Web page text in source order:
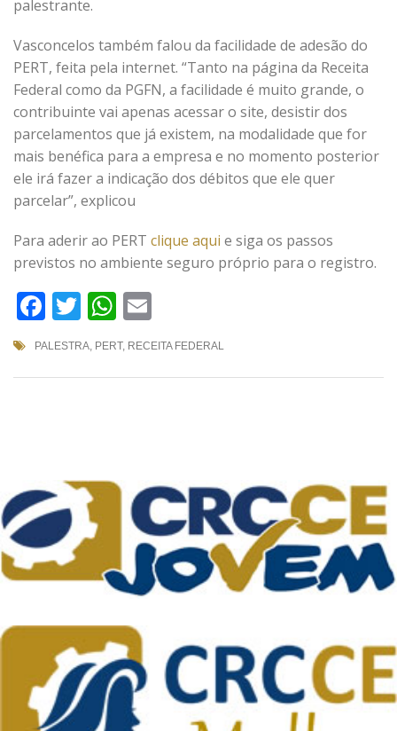
palestrante.
Vasconcelos também falou da facilidade de adesão do
PERT, feita pela internet. “Tanto na página da Receita
Federal como da PGFN, a facilidade é muito grande, o
contribuinte vai apenas acessar o site, desistir dos
parcelamentos que já existem, na modalidade que for
mais benéfica para a empresa e no momento posterior
ele irá fazer a indicação dos débitos que ele quer
parcelar”, explicou
Para aderir ao PERT clique aqui e siga os passos
previstos no ambiente seguro próprio para o registro.
Facebook
TwitterWhatsApp
PALESTRA, PERT, RECEITA FEDERAL